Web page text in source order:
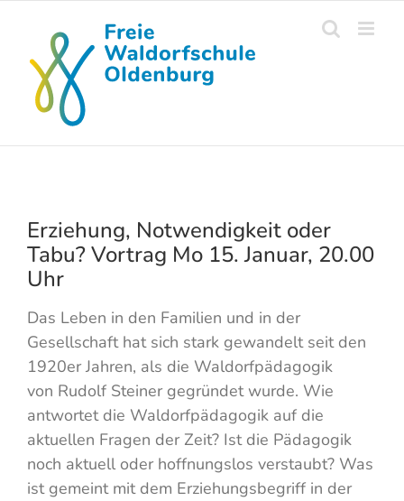
content
Erziehung, Notwendigkeit oder
Tabu? Vortrag Mo 15. Januar, 20.00
Uhr
Das Leben in den Familien und in der
Gesellschaft hat sich stark gewandelt seit den
1920er Jahren, als die Waldorfpädagogik
von Rudolf Steiner gegründet wurde. Wie
antwortet die Waldorfpädagogik auf die
aktuellen Fragen der Zeit? Ist die Pädagogik
noch aktuell oder hoffnungslos verstaubt? Was
ist gemeint mit dem Erziehungsbegriff in der